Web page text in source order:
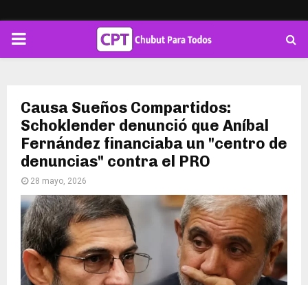
PRIMARY
Causa Sueños Compartidos:
Schoklender denunció que Aníbal
Fernández financiaba un "centro de
denuncias" contra el PRO
28 mayo, 2026